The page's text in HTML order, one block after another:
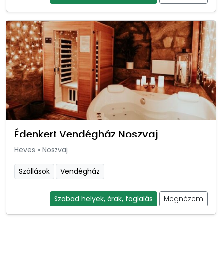
Édenkert Vendégház Noszvaj
Heves » Noszvaj
Szállások Vendégház
Szabad helyek, árak, foglalás Megnézem